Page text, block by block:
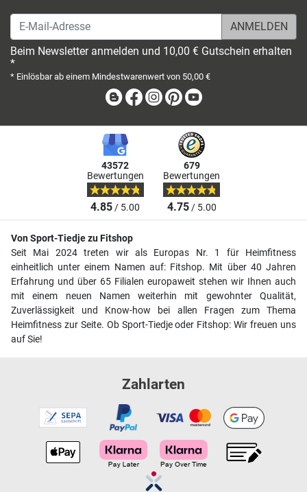
E-Mail-Adresse
Beim Newsletter anmelden und 10,00 € Gutschein erhalten
*
* Einlösbar ab einem Mindestwarenwert von 50,00 €
BlogFacebook
Instagram
Pinterest
43572
Bewertungen
4.85/ 5.00
679
Bewertungen
4.75/ 5.00
Von Sport-Tiedje zu Fitshop
Seit Mai 2024 treten wir als Europas Nr. 1 für Heimfitness
einheitlich unter einem Namen auf: Fitshop. Mit über 40 Jahren
Erfahrung und über 65 Filialen europaweit stehen wir Ihnen auch
mit einem neuen Namen weiterhin mit gewohnter Qualität,
Zuverlässigkeit und Know-how bei allen Fragen zum Thema
Heimfitness zur Seite. Ob Sport-Tiedje oder Fitshop: Wir freuen uns
auf Sie!
Zahlarten